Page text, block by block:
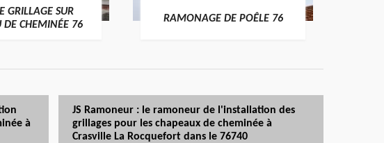
GRILLAGE SUR
DE CHEMINÉE 76
RAMONAGE DE POÊLE 76
à
JS Ramoneur : le ramoneur de l'installation des
grillages pour les chapeaux de cheminée à
Crasville La Rocquefort dans le 76740